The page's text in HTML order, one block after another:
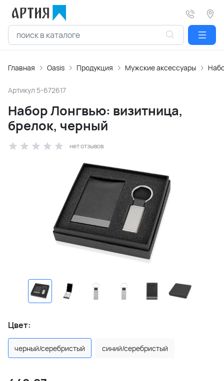
Главная Oasis Продукция Мужские аксессуары
Артикул 5-672617
Набор Лонгвью: визитница,
брелок, черный
нет отзывов
Цвет:
черный/серебристый синий/серебристый